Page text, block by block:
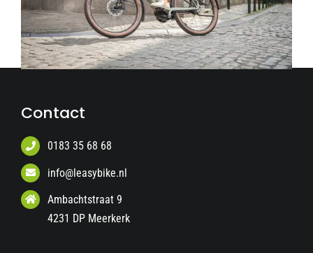
Contact
0183 35 68 68
info@leasybike.nl
Ambachtstraat 9
4231 DP Meerkerk